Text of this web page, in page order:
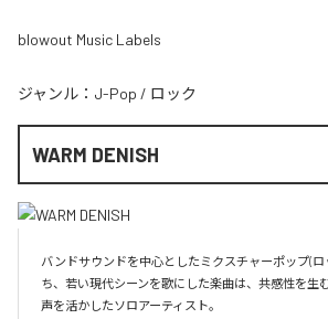
blowout Music Labels
ジャンル： J-Pop / ロック
WARM DENISH
バンドサウンドを中心としたミクスチャーポップ(
ち、若い現代シーンを歌にした楽曲は、共感性を生
声を活かしたソロアーティスト。